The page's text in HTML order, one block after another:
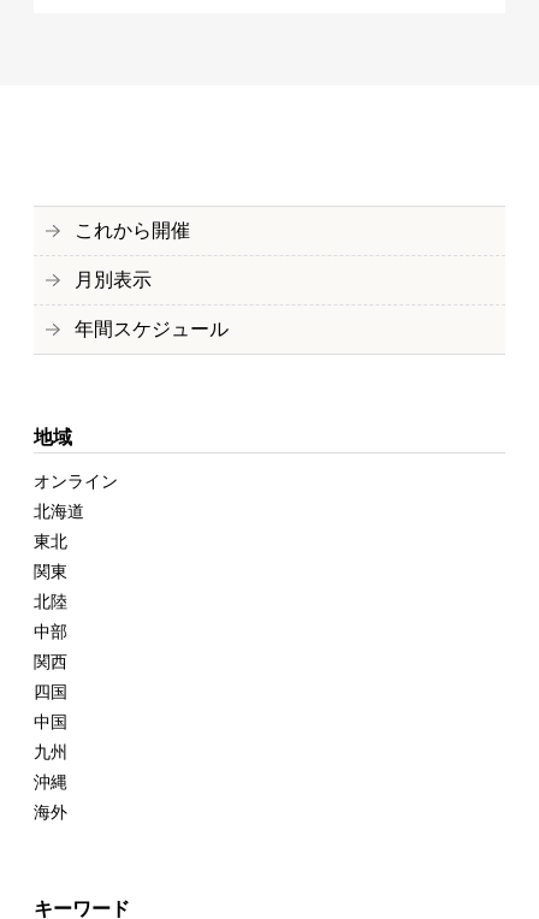
これから開催
月別表示
年間スケジュール
地域
オンライン
北海道
東北
関東
北陸
中部
関西
四国
中国
九州
沖縄
海外
キーワード